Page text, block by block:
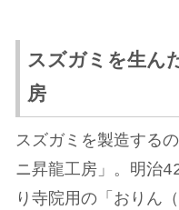
スズガミを生ん
房
スズガミを製造する
ニ昇龍工房」。明治
り寺院用の「おりん